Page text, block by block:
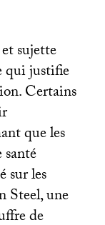
sujette
qui justifie
Certains
que les
sur les
Steel, une
de